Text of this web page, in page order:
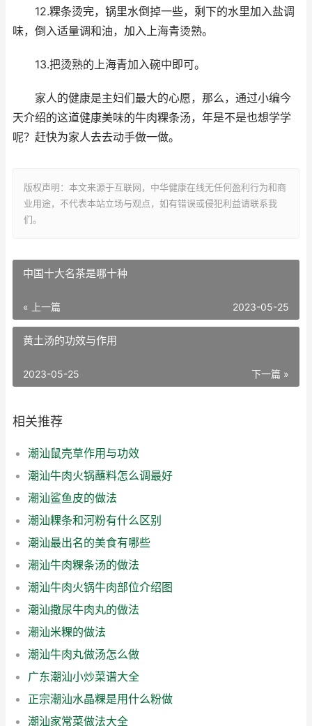
12.粿条烫完，锅里水倒掉一些，剩下的水里加入盐调
味，倒入适量调和油，加入上海青烫熟。
13.把烫熟的上海青加入碗中即可。
家人的健康是主妇们最大的心愿，那么，通过小编今
天介绍的这道健康美味的牛肉粿条汤，年是不是也想学学
呢？赶快为家人去去动手做一做。
版权声明：本文来源于互联网，中华健康在线无任何盈利行为和商
业用途，不代表本站立场与观点，如有错误或侵犯利益请联系我
们。
中国十大名茶是哪十种
« 上一篇 2023-05-25
黄土汤的功效与作用
下一篇 »
2023-05-25
相关推荐
潮汕鼠壳草作用与功效
潮汕牛肉火锅蘸料怎么调最好
潮汕鲨鱼皮的做法
潮汕粿条和河粉有什么区别
潮汕最出名的美食有哪些
潮汕牛肉粿条汤的做法
潮汕牛肉火锅牛肉部位介绍图
潮汕撒尿牛肉丸的做法
潮汕米粿的做法
潮汕牛肉丸做汤怎么做
广东潮汕小炒菜谱大全
正宗潮汕水晶粿是用什么粉做
潮汕家常菜做法大全